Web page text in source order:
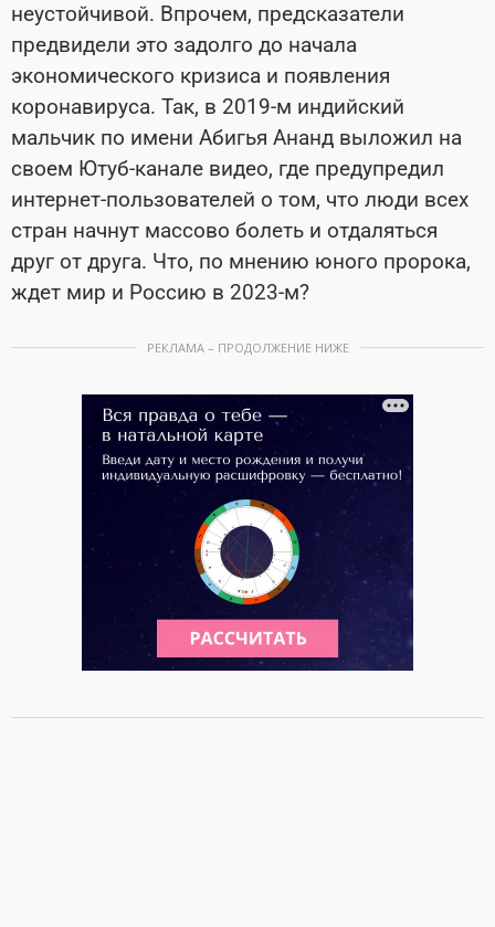
неустойчивой. Впрочем, предсказатели
предвидели это задолго до начала
экономического кризиса и появления
коронавируса. Так, в 2019-м индийский
мальчик по имени Абигья Ананд выложил на
своем Ютуб-канале видео, где предупредил
интернет-пользователей о том, что люди всех
стран начнут массово болеть и отдаляться
друг от друга. Что, по мнению юного пророка,
ждет мир и Россию в 2023-м?
РЕКЛАМА – ПРОДОЛЖЕНИЕ НИЖЕ